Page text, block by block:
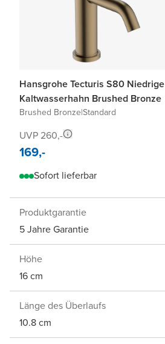
Hansgrohe Tecturis S80 Niedrige
Kaltwasserhahn Brushed Bronze
Brushed Bronze|Standard
UVP 260,-
169,-
Sofort lieferbar
Produktgarantie
5 Jahre Garantie
Höhe
16 cm
Länge des Überlaufs
10.8 cm